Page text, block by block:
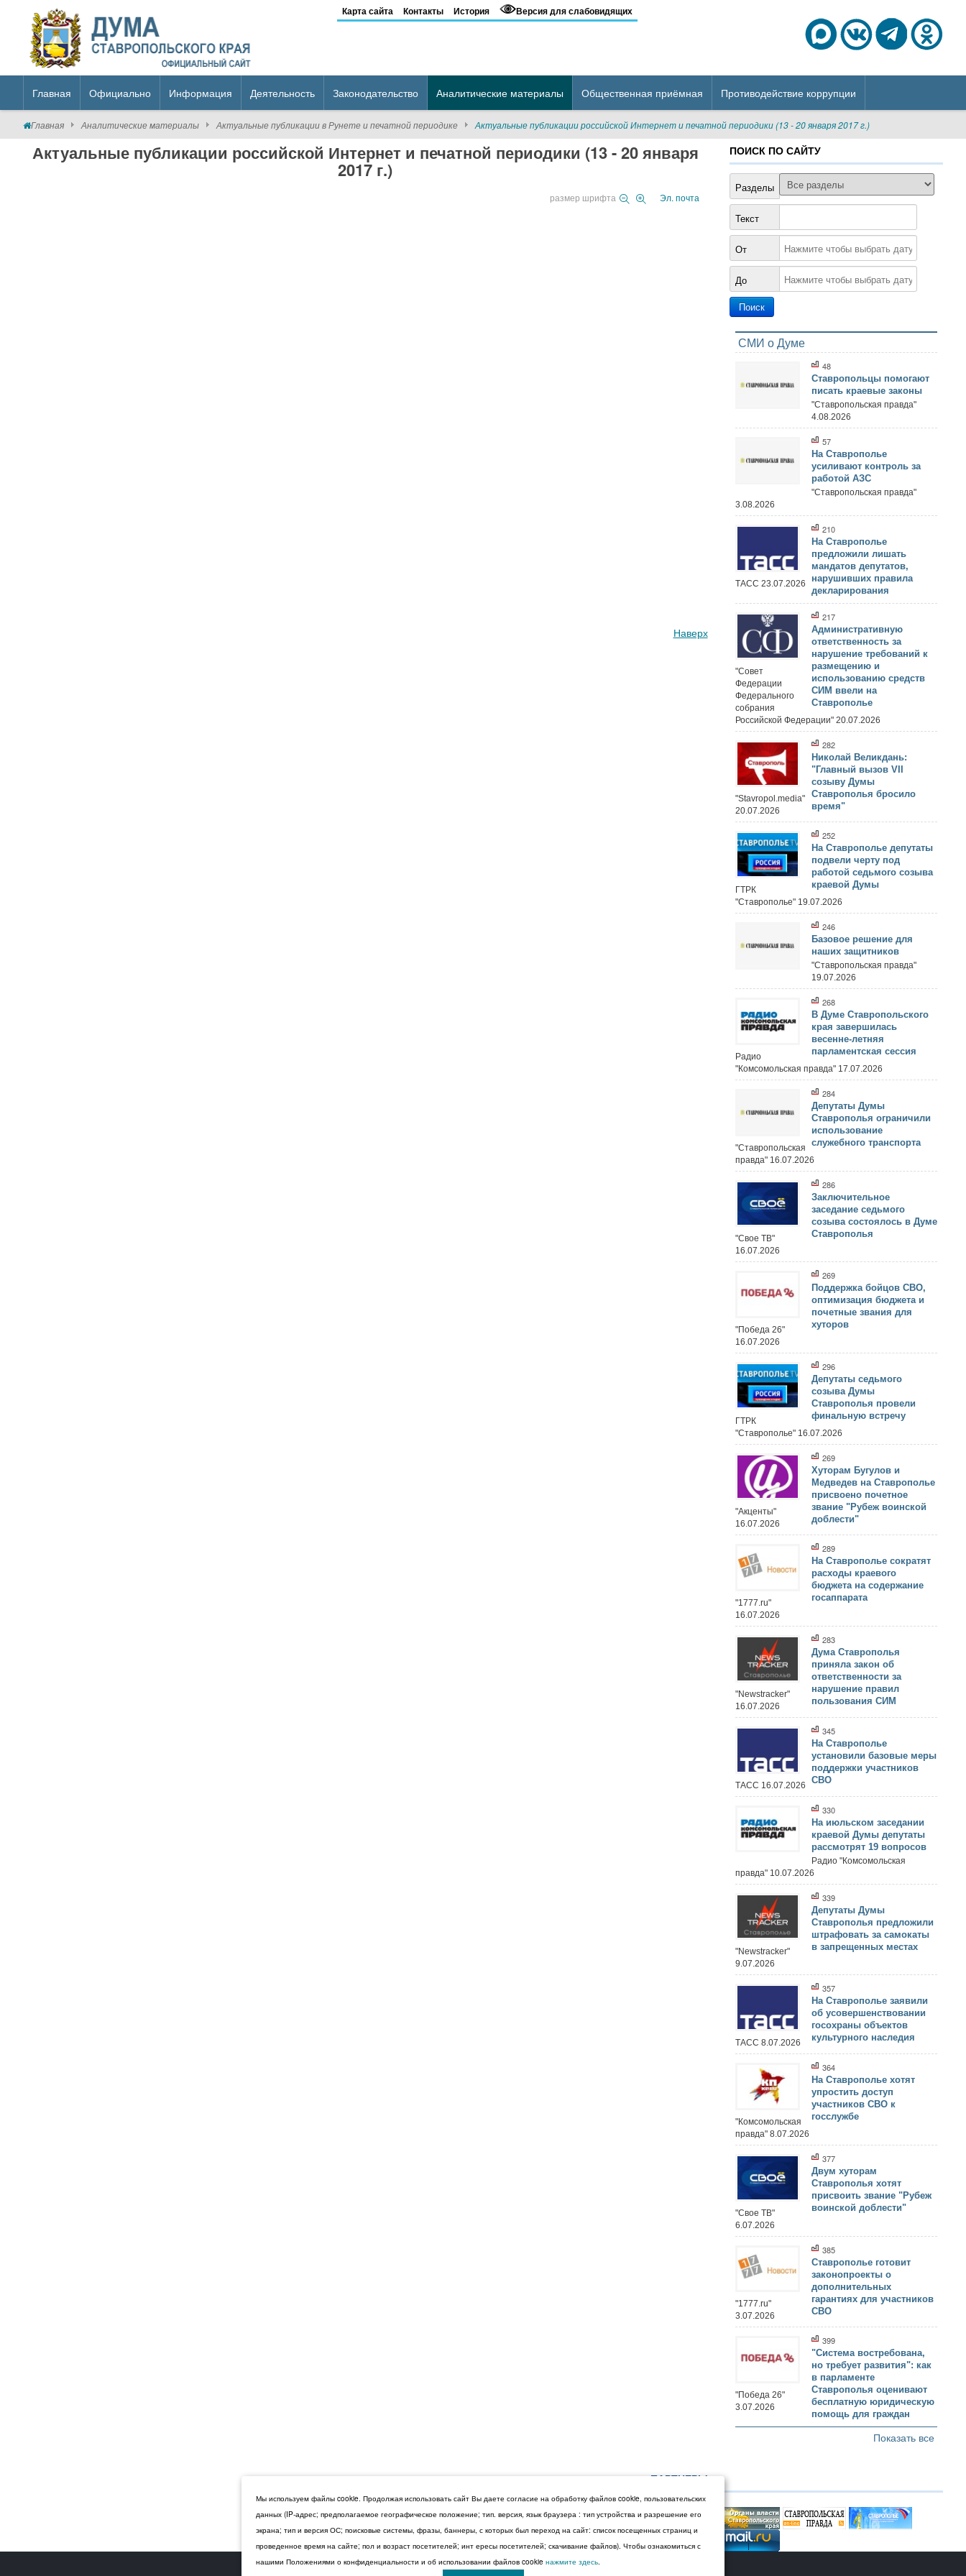
Карта сайта Контакты История Версия для слабовидящих
Главная Официально Информация Деятельность Законодательство Аналитические материалы Общественная приёмная Противодействие коррупции
Главная Аналитические материалы Актуальные публикации в Рунете и печатной периодике Актуальные публикации российской Интернет и печатной периодики (13 - 20 января 2017 г.)
Актуальные публикации российской Интернет и печатной периодики (13 - 20 января
2017 г.)
размер шрифта Эл. почта
Наверх
ПОИСК ПО САЙТУ
Разделы
Текст
От
До
СМИ о Думе
48
Ставропольцы помогают
писать краевые законы
"Ставропольская правда"
4.08.2026
57
На Ставрополье
усиливают контроль за
работой АЗС
"Ставропольская правда"
3.08.2026
210
На Ставрополье
предложили лишать
мандатов депутатов,
нарушивших правила
декларирования
ТАСС 23.07.2026
217
Административную
ответственность за
нарушение требований к
размещению и
использованию средств
СИМ ввели на
Ставрополье
"Совет
Федерации
Федерального
собрания
Российской Федерации" 20.07.2026
282
Николай Великдань:
"Главный вызов VII
созыву Думы
Ставрополья бросило
время"
"Stavropol.media"
20.07.2026
252
На Ставрополье депутаты
подвели черту под
работой седьмого созыва
краевой Думы
ГТРК
"Ставрополье" 19.07.2026
246
Базовое решение для
наших защитников
"Ставропольская правда"
19.07.2026
268
В Думе Ставропольского
края завершилась
весенне-летняя
парламентская сессия
Радио
"Комсомольская правда" 17.07.2026
284
Депутаты Думы
Ставрополья ограничили
использование
служебного транспорта
"Ставропольская
правда" 16.07.2026
286
Заключительное
заседание седьмого
созыва состоялось в Думе
Ставрополья
"Свое ТВ"
16.07.2026
269
Поддержка бойцов СВО,
оптимизация бюджета и
почетные звания для
хуторов
"Победа 26"
16.07.2026
296
Депутаты седьмого
созыва Думы
Ставрополья провели
финальную встречу
ГТРК
"Ставрополье" 16.07.2026
269
Хуторам Бугулов и
Медведев на Ставрополье
присвоено почетное
звание "Рубеж воинской
доблести"
"Акценты"
16.07.2026
289
На Ставрополье сократят
расходы краевого
бюджета на содержание
госаппарата
"1777.ru"
16.07.2026
283
Дума Ставрополья
приняла закон об
ответственности за
нарушение правил
пользования СИМ
"Newstracker"
16.07.2026
345
На Ставрополье
установили базовые меры
поддержки участников
СВО
ТАСС 16.07.2026
330
На июльском заседании
краевой Думы депутаты
рассмотрят 19 вопросов
Радио "Комсомольская
правда" 10.07.2026
339
Депутаты Думы
Ставрополья предложили
штрафовать за самокаты
в запрещенных местах
"Newstracker"
9.07.2026
357
На Ставрополье заявили
об усовершенствовании
госохраны объектов
культурного наследия
ТАСС 8.07.2026
364
На Ставрополье хотят
упростить доступ
участников СВО к
госслужбе
"Комсомольская
правда" 8.07.2026
377
Двум хуторам
Ставрополья хотят
присвоить звание "Рубеж
воинской доблести"
"Свое ТВ"
6.07.2026
385
Ставрополье готовит
законопроекты о
дополнительных
гарантиях для участников
СВО
"1777.ru"
3.07.2026
399
"Система востребована,
но требует развития": как
в парламенте
Ставрополья оценивают
бесплатную юридическую
помощь для граждан
"Победа 26"
3.07.2026
Показать все
ПАРТНЕРЫ
© 2026 Дума Ставропольского края.
Мы используем файлы cookie. Продолжая использовать сайт Вы даете согласие на обработку файлов cookie, пользовательских
данных (IP-адрес; предполагаемое географическое положение; тип. версия, язык браузера : тип устройства и разрешение его
экрана; тип и версия ОС; поисковые системы, фразы, баннеры, с которых был переход на сайт: список посещенных страниц и
проведенное время на сайте; пол и возраст посетителей; инт ересы посетителей; скачивание файлов). Чтобы ознакомиться с
нашими Положениями о конфиденциальности и об использовании файлов cookie нажмите здесь.